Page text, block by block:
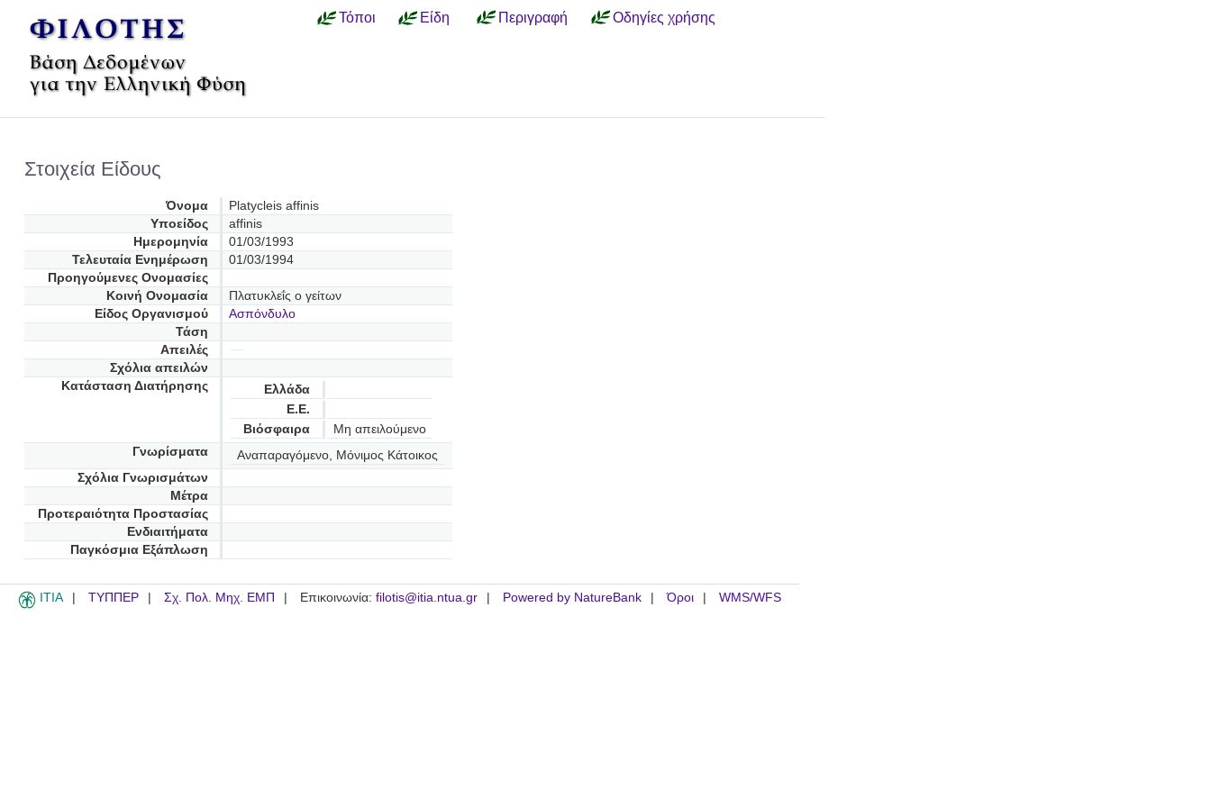
Τόποι Είδη Περιγραφή Οδηγίες χρήσης
Στοιχεία Είδους
Όνομα
Platycleis affinis
Υποείδος
affinis
Ημερομηνία
01/03/1993
Τελευταία Ενημέρωση
01/03/1994
Προηγούμενες Oνομασίες
Κοινή Ονομασία
Πλατυκλεΐς ο γείτων
Είδος Οργανισμού
Ασπόνδυλο
Τάση
Απειλές
Σχόλια απειλών
Κατάσταση Διατήρησης
Ελλάδα
Ε.Ε.
Βιόσφαιρα
Μη απειλούμενο
Γνωρίσματα
Αναπαραγόμενο, Μόνιμος Κάτοικος
Σχόλια Γνωρισμάτων
Μέτρα
Προτεραιότητα Προστασίας
Ενδιαιτήματα
Παγκόσμια Εξάπλωση
ITIA ΤΥΠΠΕΡ Σχ. Πολ. Μηχ. ΕΜΠ Επικοινωνία: filotis@itia.ntua.gr Powered by NatureBank Όροι WMS/WFS